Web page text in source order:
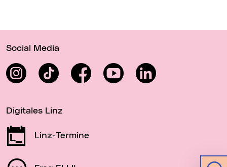
Social Media
InstagramTikTok FacebookYouTube LinkedIn
Digitales Linz
Linz-Termine